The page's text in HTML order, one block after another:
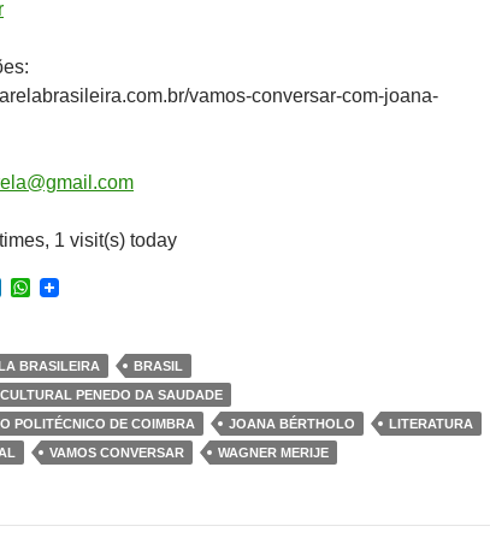
vamos-conversar-com-joana-
1 visit(s) today
L
e
d
I
n
W
s
A
p
p
BRASILEIRA
BRASIL
PENEDO DA SAUDADE
POLITÉCNICO DE COIMBRA
JOANA BÉRTHOLO
LITERATURA
VAMOS CONVERSAR WAGNER MERIJE